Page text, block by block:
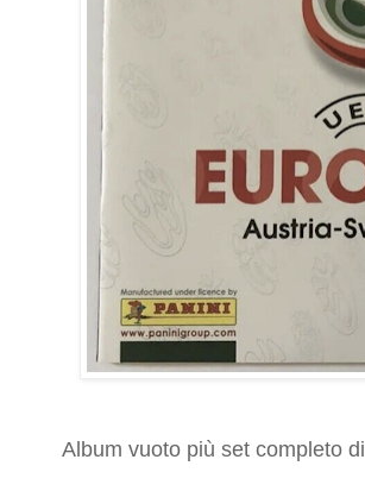
Album vuoto più set completo di